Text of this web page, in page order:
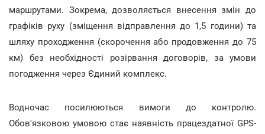
маршрутами. Зокрема, дозволяється внесення змін до
графіків руху (зміщення відправлення до 1,5 години) та
шляху проходження (скорочення або продовження до 75
км) без необхідності розірвання договорів, за умови
погодження через Єдиний комплекс.
Водночас посилюються вимоги до контролю.
Обов'язковою умовою стає наявність працездатної GPS-